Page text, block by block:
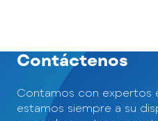
Contáctenos
Contamos con expertos
estamos siempre a su